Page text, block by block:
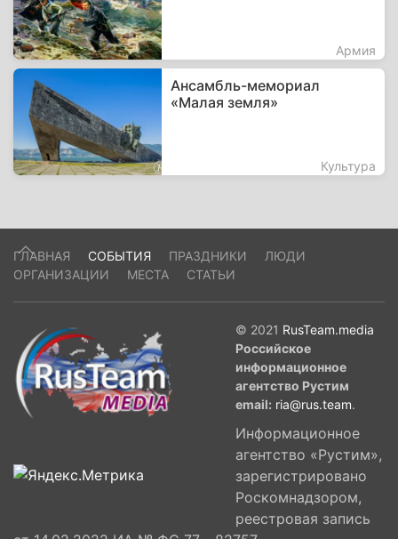
Армия
Ансамбль-мемориал
«Малая земля»
Культура
ГЛАВНАЯ СОБЫТИЯ ПРАЗДНИКИ
ЛЮДИ
ОРГАНИЗАЦИИ
МЕСТА СТАТЬИ
© 2021 RusTeam.media
Российское
информационное
агентство Рустим
email: ria@rus.team.
Информационное
агентство «Рустим»,
зарегистрировано
Роскомнадзором,
реестровая запись